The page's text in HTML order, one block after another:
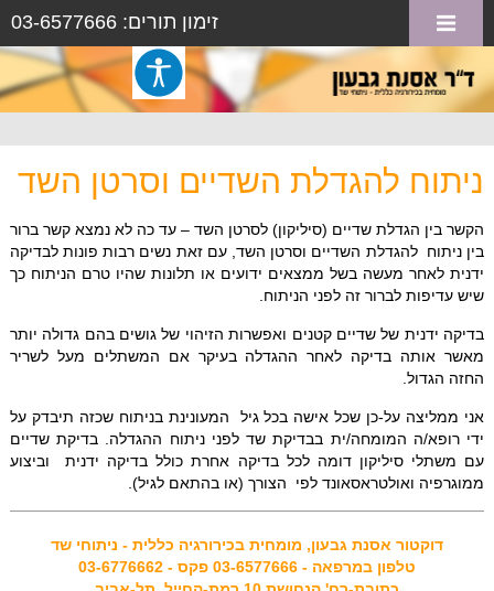
זימון תורים: 03-6577666
ניתוח להגדלת השדיים וסרטן השד
הקשר בין הגדלת שדיים (סיליקון) לסרטן השד – עד כה לא נמצא קשר ברור
בין ניתוח להגדלת השדיים וסרטן השד, עם זאת נשים רבות פונות לבדיקה
ידנית לאחר מעשה בשל ממצאים ידועים או תלונות שהיו טרם הניתוח כך
שיש עדיפות לברור זה לפני הניתוח.
בדיקה ידנית של שדיים קטנים ואפשרות הזיהוי של גושים בהם גדולה יותר
מאשר אותה בדיקה לאחר ההגדלה בעיקר אם המשתלים מעל לשריר
החזה הגדול.
אני ממליצה על-כן שכל אישה בכל גיל המעונינת בניתוח שכזה תיבדק על
ידי רופא/ה המומחה/ית בבדיקת שד לפני ניתוח ההגדלה. בדיקת שדיים
עם משתלי סיליקון דומה לכל בדיקה אחרת כולל בדיקה ידנית וביצוע
ממוגרפיה ואולטראסאונד לפי הצורך (או בהתאם לגיל).
דוקטור אסנת גבעון, מומחית בכירורגיה כללית - ניתוחי שד
טלפון במרפאה - 03-6577666 פקס - 03-6776662